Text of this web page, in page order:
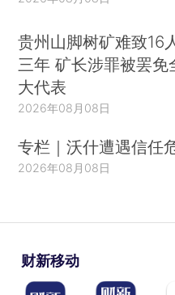
贵州山脚树矿难致16
三年 矿长涉罪被罢免
大代表
2026年08月08日
专栏｜沃什遭遇信任
2026年08月08日
财新移动